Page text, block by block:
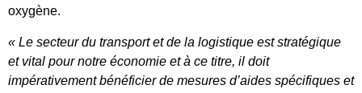
oxygène.
« Le secteur du transport et de la logistique est stratégique
et vital pour notre économie et à ce titre, il doit
impérativement bénéficier de mesures d’aides spécifiques et